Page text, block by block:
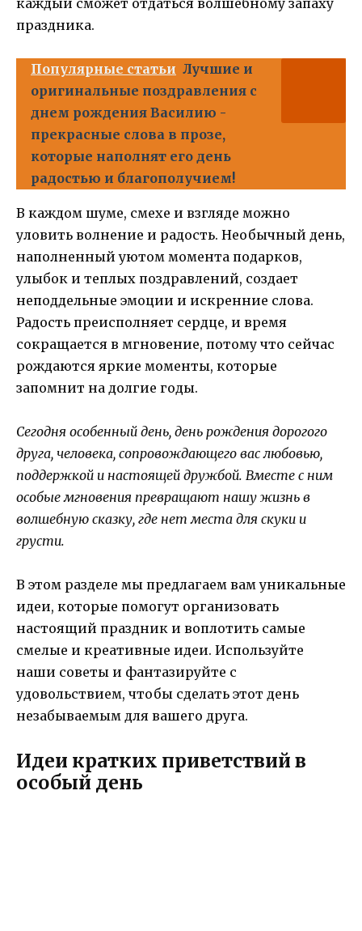
праздника.
Популярные статьи Лучшие и
оригинальные поздравления с
днем рождения Василию -
прекрасные слова в прозе,
которые наполнят его день
радостью и благополучием!
В каждом шуме, смехе и взгляде можно
уловить волнение и радость. Необычный день,
наполненный уютом момента подарков,
улыбок и теплых поздравлений, создает
неподдельные эмоции и искренние слова.
Радость преисполняет сердце, и время
сокращается в мгновение, потому что сейчас
рождаются яркие моменты, которые
запомнит на долгие годы.
Сегодня особенный день, день рождения дорогого
друга, человека, сопровождающего вас любовью,
поддержкой и настоящей дружбой. Вместе с ним
особые мгновения превращают нашу жизнь в
волшебную сказку, где нет места для скуки и
грусти.
В этом разделе мы предлагаем вам уникальные
идеи, которые помогут организовать
настоящий праздник и воплотить самые
смелые и креативные идеи. Используйте
наши советы и фантазируйте с
удовольствием, чтобы сделать этот день
незабываемым для вашего друга.
Идеи кратких приветствий в
особый день